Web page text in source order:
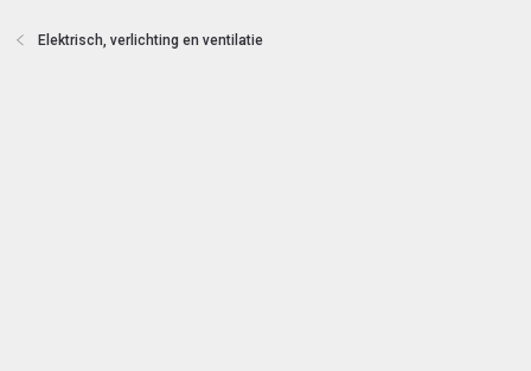
Elektrisch, verlichting en ventilatie